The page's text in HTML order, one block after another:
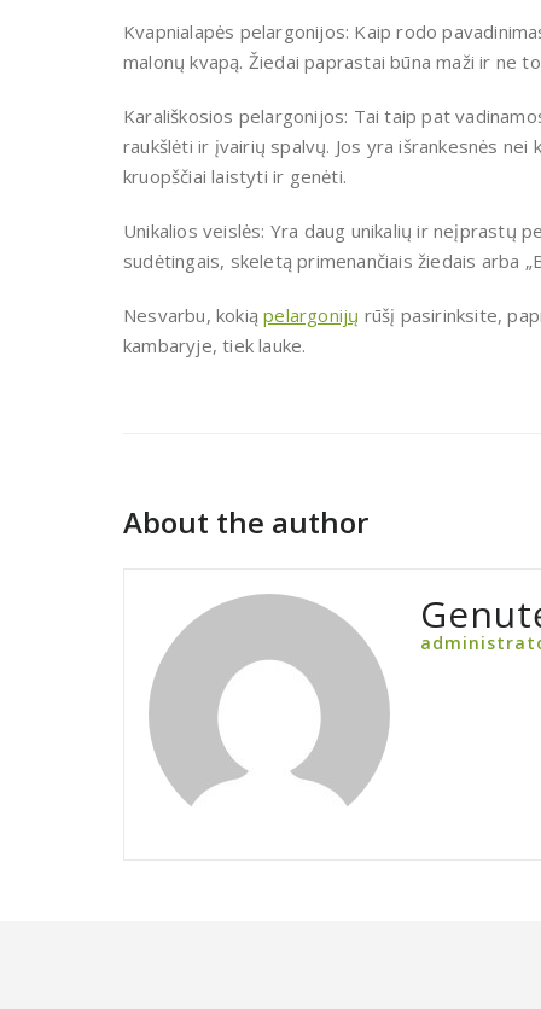
Kvapnialapės pelargonijos: Kaip rodo
malonų kvapą. Žiedai paprastai būna maži ir ne
Karališkosios pelargonijos: Tai taip pat
raukšlėti ir įvairių spalvų. Jos yra išrankesnės
kruopščiai laistyti ir genėti.
Unikalios veislės: Yra daug unikalių ir neįprastų
sudėtingais, skeletą primenančiais žiedais arba
Nesvarbu, kokiąpelargonijų rūšį pasirinksite,
kambaryje, tiek lauke.
About the author